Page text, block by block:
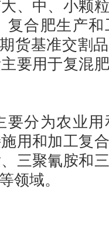
中、小颗粒
复合肥生产
货基准交割
要用于复混
分为农业用
用和加工复
三聚氰胺和
领域。